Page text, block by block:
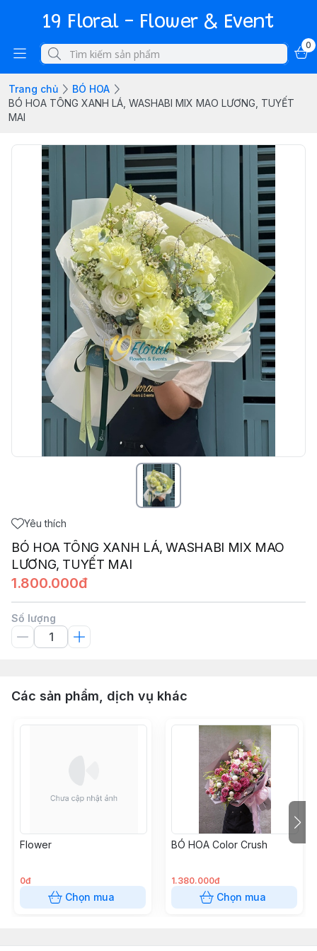
19 Floral - Flower & Event
0
Trang chủ
BÓ HOA
BÓ HOA TÔNG XANH LÁ, WASHABI MIX MAO LƯƠNG, TUYẾT
MAI
Yêu thích
BÓ HOA TÔNG XANH LÁ, WASHABI MIX MAO
LƯƠNG, TUYẾT MAI
1.800.000đ
Số lượng
Các sản phẩm, dịch vụ khác
Flower
0đ
Chọn mua
BÓ HOA Color Crush
1.380.000đ
Chọn mua